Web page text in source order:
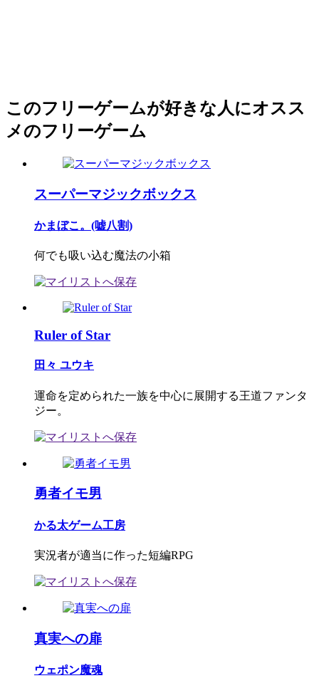
このフリーゲームが好きな人にオスス
メのフリーゲーム
スーパーマジックボックス
かまぼこ。(嘘八割)
何でも吸い込む魔法の小箱
Ruler of Star
田々 ユウキ
運命を定められた一族を中心に展開する王道ファンタ
ジー。
勇者イモ男
かる太ゲーム工房
実況者が適当に作った短編RPG
真実への扉
ウェポン魔魂